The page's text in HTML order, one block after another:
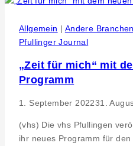
Reutlingen
erfolgreich
neue
Ansätze
Allgemein | Andere
Pfullinger Journal
„Zeit für mich“ mit
Programm
1. September 202231.
(vhs) Die vhs Pfullingen
ihr neues Programm für